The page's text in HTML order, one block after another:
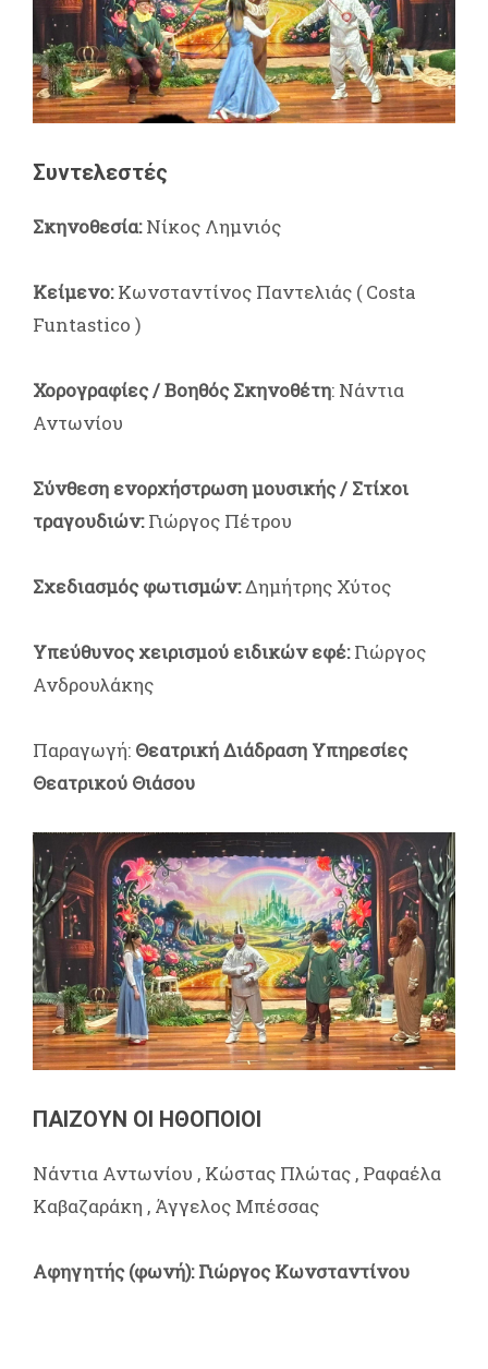
Συντελεστές
Σκηνοθεσία:Νίκος Λημνιός
Κείμενο:Κωνσταντίνος Παντελιάς ( Costa
Funtastico )
Χορογραφίες / Βοηθός Σκηνοθέτη: Νάντια
Αντωνίου
Σύνθεση ενορχήστρωση μουσικής / Στίχοι
τραγουδιών:Γιώργος Πέτρου
Σχεδιασμός φωτισμών:Δημήτρης Χύτος
Υπεύθυνος χειρισμού ειδικών εφέ:Γιώργος
Ανδρουλάκης
Παραγωγή: Θεατρική Διάδραση Υπηρεσίες
Θεατρικού Θιάσου
ΠΑΙΖΟΥΝ ΟΙ ΗΘΟΠΟΙΟΙ
Νάντια Αντωνίου , Κώστας Πλώτας , Ραφαέλα
Καβαζαράκη , Άγγελος Μπέσσας
Αφηγητής (φωνή): Γιώργος Κωνσταντίνου